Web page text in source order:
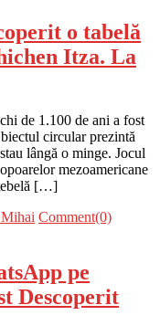
o tabelă
Itza. La
de 1.100 de ani a fost
circular prezintă
lângă o minge. Jocul
mezoamericane
[…]
Comment(0)
pe
Descoperit